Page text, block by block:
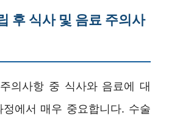
후 식사 및 음료 주의사
의사항 중 식사와 음료에 대
에서 매우 중요합니다. 수술